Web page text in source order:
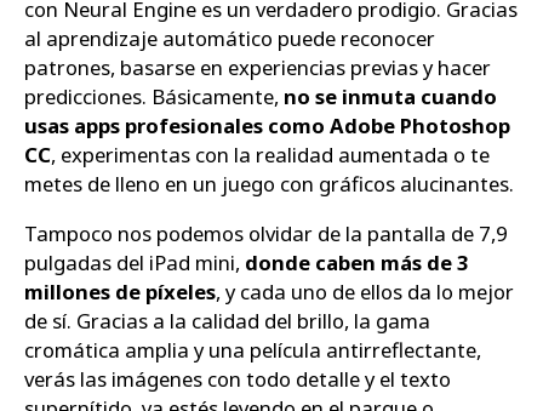
con Neural Engine es un verdadero prodigio. Gracias
al aprendizaje automático puede reconocer
patrones, basarse en experiencias previas y hacer
predicciones. Básicamente, no se inmuta cuando
usas apps profesionales como Adobe Photoshop
CC, experimentas con la realidad aumentada o te
metes de lleno en un juego con gráficos alucinantes.
Tampoco nos podemos olvidar de la pantalla de 7,9
pulgadas del iPad mini, donde caben más de 3
millones de píxeles, y cada uno de ellos da lo mejor
de sí. Gracias a la calidad del brillo, la gama
cromática amplia y una película antirreflectante,
verás las imágenes con todo detalle y el texto